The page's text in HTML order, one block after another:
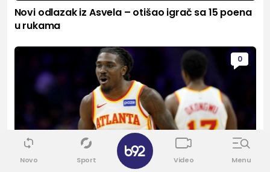
Novi odlazak iz Asvela – otišao igrač sa 15 poena
u rukama
0
Novo Sport Video Menu
✕